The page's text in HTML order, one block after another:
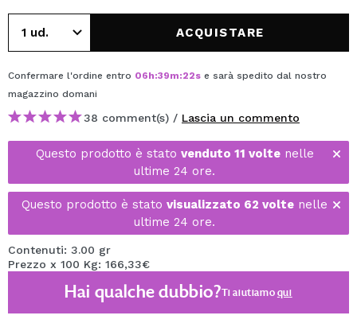
ACQUISTARE
Confermare l'ordine entro 06h:39m:22s e sarà spedito dal nostro
magazzino domani
38 comment(s) / Lascia un commento
Questo prodotto è stato venduto 11 voltenelle
ultime 24 ore.
Questo prodotto è stato visualizzato 62 volte nelle
ultime 24 ore.
Contenuti: 3.00 gr
Prezzo x 100 Kg: 166,33€
Hai qualche dubbio?Ti aiutiamoqui